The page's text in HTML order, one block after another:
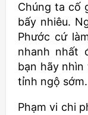
Chúng ta cố
bấy nhiêu.
Phước cứ
nhanh nhất
bạn hãy nhìn
tỉnh ngộ sớm.
Phạm vi chi